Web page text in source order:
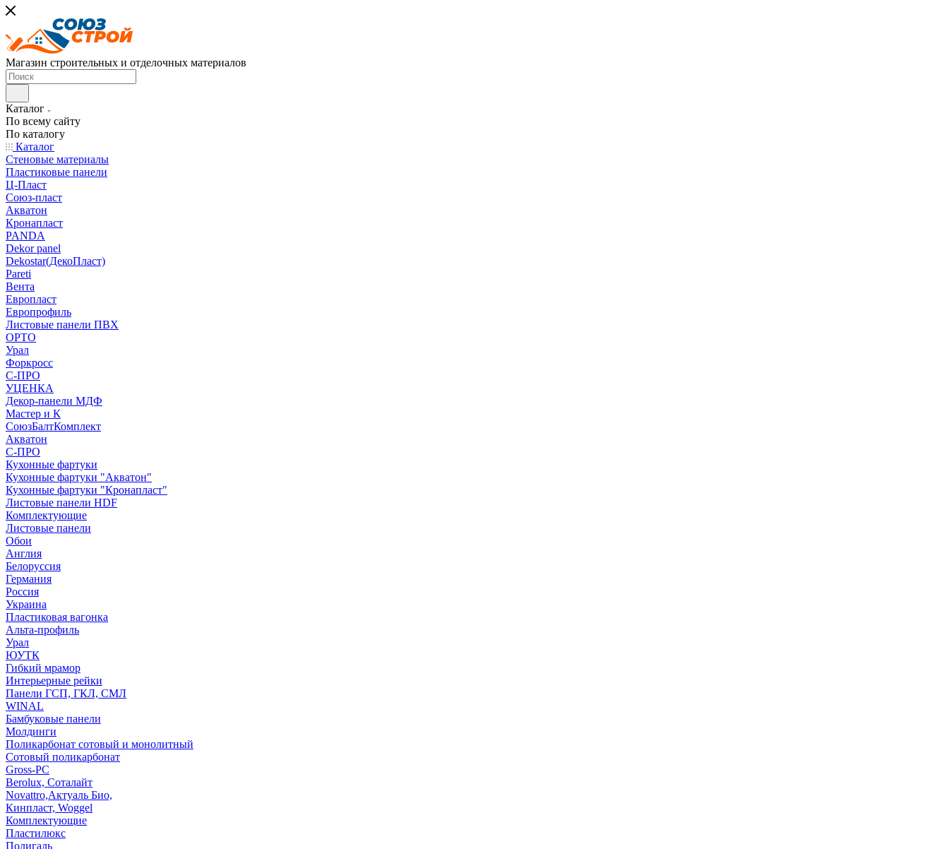
Магазин строительных и отделочных материалов
Каталог
По всему сайту
По каталогу
Каталог
Стеновые материалы
Пластиковые панели
Ц-Пласт
Союз-пласт
Акватон
Кронапласт
PANDA
Dekor panel
Dekostar(ДекоПласт)
Pareti
Вента
Европласт
Европрофиль
Листовые панели ПВХ
ОРТО
Урал
Форкросс
С-ПРО
УЦЕНКА
Декор-панели МДФ
Мастер и К
СоюзБалтКомплект
Акватон
С-ПРО
Кухонные фартуки
Кухонные фартуки "Акватон"
Кухонные фартуки "Кронапласт"
Листовые панели HDF
Комплектующие
Листовые панели
Обои
Англия
Белоруссия
Германия
Россия
Украина
Пластиковая вагонка
Альта-профиль
Урал
ЮУТК
Гибкий мрамор
Интерьерные рейки
Панели ГСП, ГКЛ, СМЛ
WINAL
Бамбуковые панели
Молдинги
Поликарбонат сотовый и монолитный
Сотовый поликарбонат
Gross-PC
Berolux, Соталайт
Novattro,Актуаль Био,
Кинпласт, Woggel
Комплектующие
Пластилюкс
Полигаль